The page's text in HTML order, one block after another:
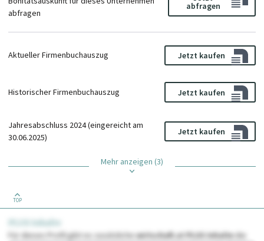
abfragen
abfragen
Aktueller Firmenbuchauszug Jetzt kaufen
Historischer Firmenbuchauszug Jetzt kaufen
Jahresabschluss 2024 (eingereicht am
30.06.2025)
Jetzt kaufen
Mehr anzeigen (3)
TOP
PLUS Inhalte
Für dieses Profil gibt es zusätzlichewirtschaft.at PLUS Inhaltedie